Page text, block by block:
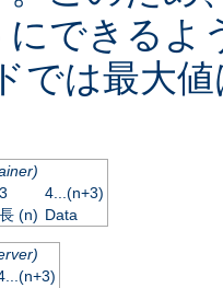
にできるよ
では最大
3
4...(n+3)
(n) Data